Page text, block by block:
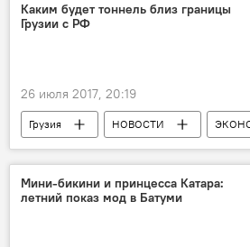
Каким будет тоннель близ границы
Грузии с РФ
26 июля 2017, 20:19
Грузия НОВОСТИ
Мультимедиа
Видеоклуб
Транспорт
Военно-Грузинская
Мини-бикини и принцесса Катара:
летний показ мод в Батуми